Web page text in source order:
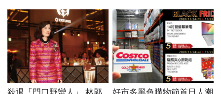
桃園市4大倡議，重構公共
運輸DNA